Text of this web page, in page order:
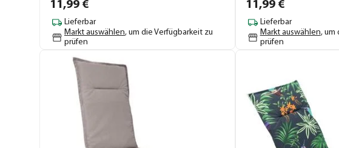
11,99 €
Lieferbar
Markt auswählen, um die Verfügbarkeit zu
prüfen
11,99€
Lieferbar
Markt auswählen, um
prüfen